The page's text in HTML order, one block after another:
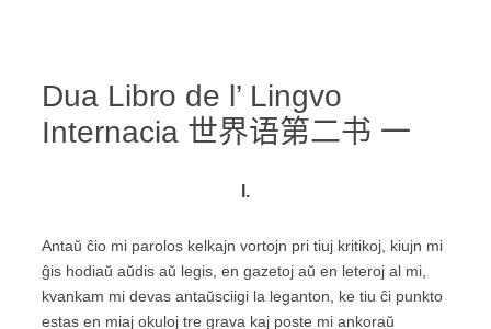
Dua Libro de l’ Lingvo
Internacia 世界语第二书 一
I.
Antaŭ ĉio mi parolos kelkajn vortojn pri tiuj kritikoj, kiujn mi
ĝis hodiaŭ aŭdis aŭ legis, en gazetoj aŭ en leteroj al mi,
kvankam mi devas antaŭsciigi la leganton, ke tiu ĉi punkto
estas en miaj okuloj tre grava kaj poste mi ankoraŭ